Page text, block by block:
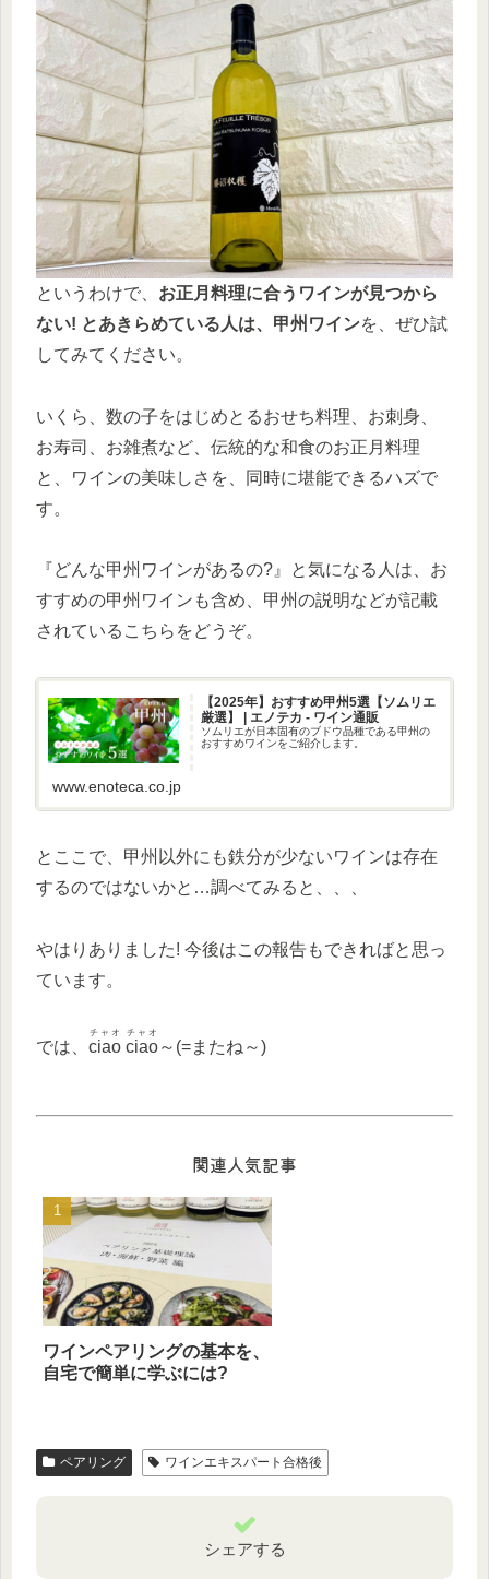
というわけで、 お正月料理に合うワインが見つから
ない! とあきらめている人は、甲州ワインを、ぜひ試
してみてください。
いくら、数の子をはじめとるおせち料理、お刺身、
お寿司、お雑煮など、伝統的な和食のお正月料理
と、ワインの美味しさを、同時に堪能できるハズで
す。
『どんな甲州ワインがあるの?』と気になる人は、お
すすめの甲州ワインも含め、甲州の説明などが記載
されているこちらをどうぞ。
【2025年】おすすめ甲州5選【ソムリエ
厳選】 | エノテカ - ワイン通販
ソムリエが日本固有のブドウ品種である甲州の
おすすめワインをご紹介します。
www.enoteca.co.jp
とここで、甲州以外にも鉄分が少ないワインは存在
するのではないかと…調べてみると、、、
やはりありました! 今後はこの報告もできればと思っ
ています。
では、 ciao ciao
チャオ チャオ
～(=またね～)
関連人気記事
ワインペアリングの基本を、
自宅で簡単に学ぶには?
ペアリング ワインエキスパート合格後
シェアする